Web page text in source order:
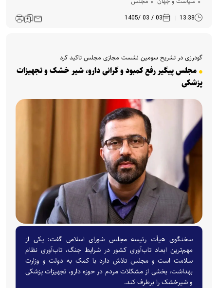
13:38
03 / 03 /1405
گودرزی در تشریح سومین نشست مجازی مجلس تاکید کرد
مجلس پیگیر رفع کمبود و گرانی دارو، شیر خشک و تجهیزات
پزشکی
سخنگوی هیأت رئیسه مجلس شورای اسلامی گفت: یکی از
مهم‌ترین ابعاد تاب‌آوری کشور در شرایط جنگ، تاب‌آوری نظام
سلامت است و مجلس تلاش دارد با کمک به دولت و وزارت
بهداشت، بخشی از مشکلات مردم در حوزه دارو، تجهیزات پزشکی
و شیرخشک را برطرف کند.